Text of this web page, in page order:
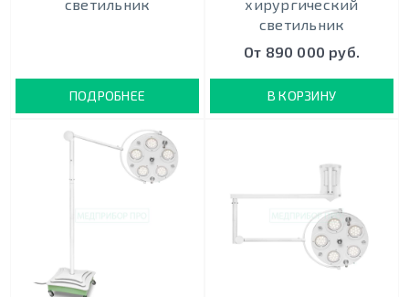
светильник
ПОДРОБНЕЕ
хирургический
светильник
От 890 000 руб.
В КОРЗИНУ